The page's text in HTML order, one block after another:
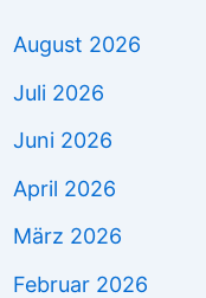
August 2026
Juli 2026
Juni 2026
April 2026
März 2026
Februar 2026